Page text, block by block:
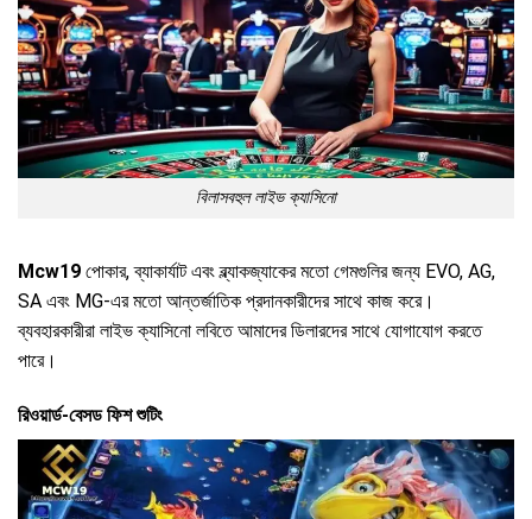
বিলাসবহুল লাইভ ক্যাসিনো
Mcw19 পোকার, ব্যাকার্যাট এবং ব্ল্যাকজ্যাকের মতো গেমগুলির জন্য EVO, AG,
SA এবং MG-এর মতো আন্তর্জাতিক প্রদানকারীদের সাথে কাজ করে।
ব্যবহারকারীরা লাইভ ক্যাসিনো লবিতে আমাদের ডিলারদের সাথে যোগাযোগ করতে
পারে।
রিওয়ার্ড-বেসড ফিশ শুটিং